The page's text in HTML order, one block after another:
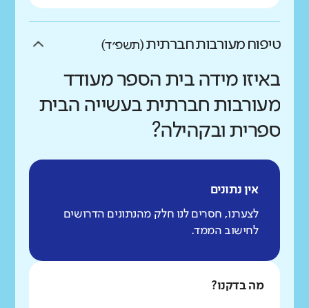
טיפוח מעורבות חברתית(תשפ״ד)
באיזו מידה בית הספר מעודד
מעורבות חברתית בעשייה הבית
ספרית ובקהילה?
אין נתונים
לצערנו, חסרים לנו חלק מהנתונים הדרושים
לחישוב הממד.
מה בדקנו?